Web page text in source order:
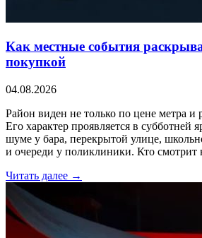
Как местные события
покупкой
04.08.2026
Район виден не только по цене метра и
Его характер проявляется в субботней
шуме у бара, перекрытой улице,
и очереди у поликлиники. Кто
Читать далее →